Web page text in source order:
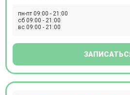
для семей: здесь получит помощь
велика.
Т-СПОТ. Работает
отделение с восстановительным
пн-пт 09:00 - 21:00
сб 09:00 - 21:00
вс 09:00 - 21:00